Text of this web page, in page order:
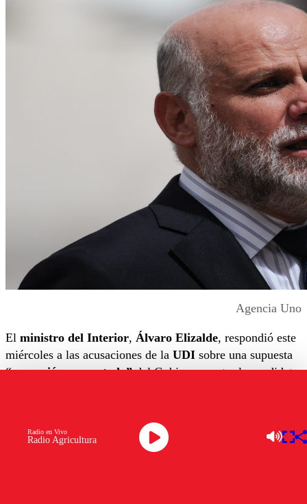
Agencia Uno
El ministro del Interior, Álvaro Elizalde, respondió este
miércoles a las acusaciones de la UDI sobre una supuesta
“operación orquestada”del Gobierno contra la candidata
investigar lo que consideran una serie de ataques políticos
hacia la exalcaldesa, argumentando que el gobierno ha
Radio Agricultura
Radio en Vivo